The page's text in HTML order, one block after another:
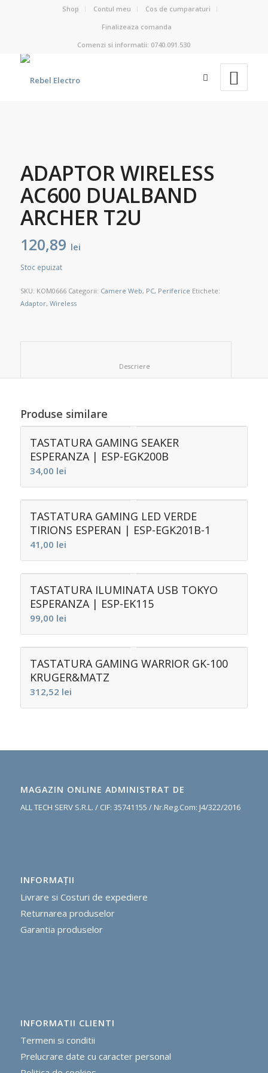
Shop Contul meu
Cos de cumparaturi
Finalizeaza comanda
Comenzi si informatii: 0740.091.530
ADAPTOR WIRELESS
AC600 DUALBAND
ARCHER T2U
120,89 lei
Stoc epuizat
SKU: KOM0666 Categorii: Camere Web, PC, Periferice Etichete:
Adaptor, Wireless
Produse similare
TASTATURA GAMING SEAKER
ESPERANZA | ESP-EGK200B
34,00 lei
TASTATURA GAMING LED VERDE
TIRIONS ESPERAN | ESP-EGK201B-1
41,00 lei
TASTATURA ILUMINATA USB TOKYO
ESPERANZA | ESP-EK115
99,00 lei
TASTATURA GAMING WARRIOR GK-100
KRUGER&MATZ
312,52 lei
MAGAZIN ONLINE ADMINISTRAT DE
ALL TECH SERV S.R.L. / CIF: 35741155 / Nr.Reg.Com: J4/322/2016
INFORMAŢII
Livrare si Costuri de expediere
Returnarea produselor
Garantia produselor
INFORMATII CLIENTI
Termeni si conditii
Prelucrare date cu caracter personal